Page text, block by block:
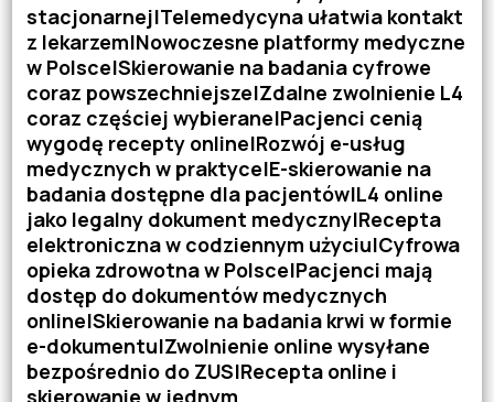
stacjonarnej|Telemedycyna ułatwia kontakt
z lekarzem|Nowoczesne platformy medyczne
w Polsce|Skierowanie na badania cyfrowe
coraz powszechniejsze|Zdalne zwolnienie L4
coraz częściej wybierane|Pacjenci cenią
wygodę recepty online|Rozwój e-usług
medycznych w praktyce|E-skierowanie na
badania dostępne dla pacjentów|L4 online
jako legalny dokument medyczny|Recepta
elektroniczna w codziennym użyciu|Cyfrowa
opieka zdrowotna w Polsce|Pacjenci mają
dostęp do dokumentów medycznych
online|Skierowanie na badania krwi w formie
e-dokumentu|Zwolnienie online wysyłane
bezpośrednio do ZUS|Recepta online i
skierowanie w jednym